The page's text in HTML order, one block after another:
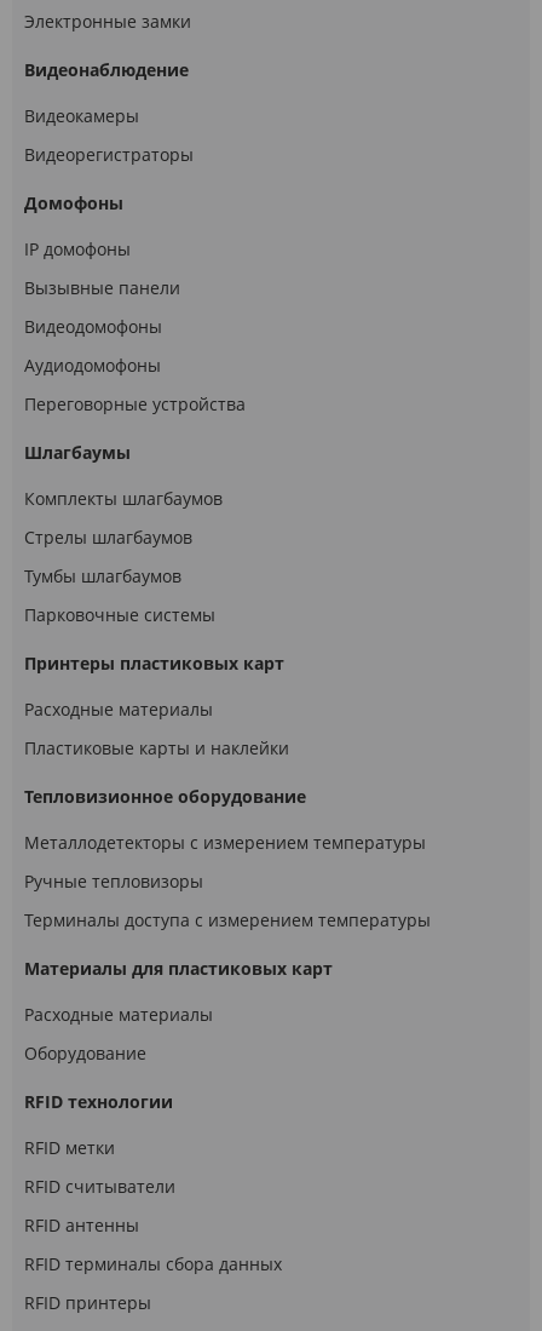
Электронные замки
Видеонаблюдение
Видеокамеры
Видеорегистраторы
Домофоны
IP домофоны
Вызывные панели
Видеодомофоны
Аудиодомофоны
Переговорные устройства
Шлагбаумы
Комплекты шлагбаумов
Стрелы шлагбаумов
Тумбы шлагбаумов
Парковочные системы
Принтеры пластиковых карт
Расходные материалы
Пластиковые карты и наклейки
Тепловизионное оборудование
Металлодетекторы с измерением температуры
Ручные тепловизоры
Терминалы доступа с измерением температуры
Материалы для пластиковых карт
Расходные материалы
Оборудование
RFID технологии
RFID метки
RFID считыватели
RFID антенны
RFID терминалы сбора данных
RFID принтеры